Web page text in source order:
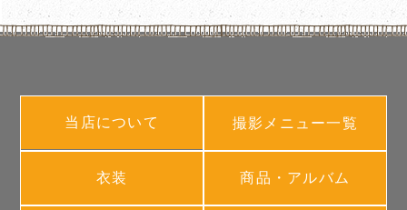
当店について 撮影メニュー一覧
衣装 商品・アルバム